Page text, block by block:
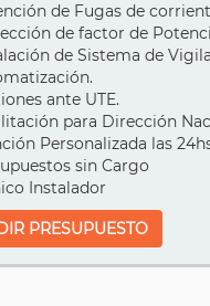
de Fugas de
de factor de
de Sistema de
ante UTE.
para Dirección
Personalizada las
sin Cargo
Instalador
PRESUPUESTO